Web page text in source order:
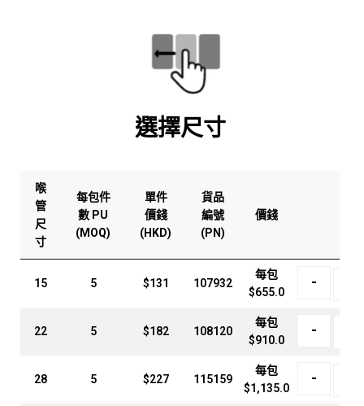
選擇尺寸
喉
管
尺
寸
每包件
數 PU
(MOQ)
單件
價錢
(HKD)
貨品
編號
(PN)
價錢
15 5 $131 107932
每包
$655.0
-
22 5 $182 108120
每包
$910.0
-
28 5 $227 115159
每包
$1,135.0
-